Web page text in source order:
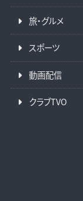
旅・グルメ
スポーツ
動画配信
クラブTVO